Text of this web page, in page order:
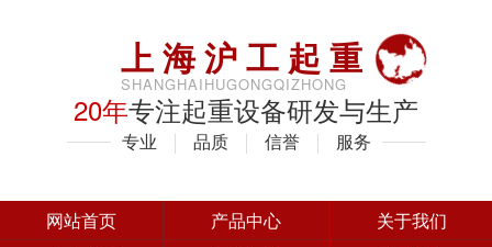
上海沪工起重
SHANGHAIHUGONGQIZHONG
20年专注起重设备研发与生产
专业 品质 信誉 服务
网站首页 产品中心
关于我们